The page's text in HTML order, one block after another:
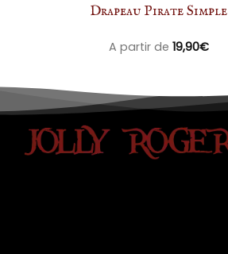
Drapeau Pirate Simple
A partir de 19,90€